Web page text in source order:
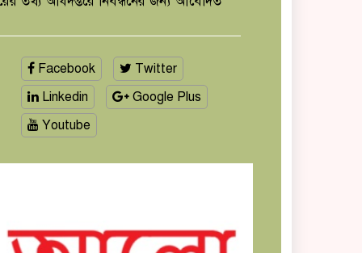
Facebook
Twitter
Linkedin
Google Plus
Youtube